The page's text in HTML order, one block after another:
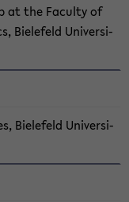
at the Fa­cul­ty of
Bie­le­feld Uni­ver­si­
Bie­le­feld Uni­ver­si­